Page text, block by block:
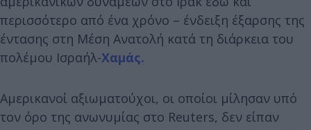
περισσότερο από ένα χρόνο – ένδειξη έξαρσης της
έντασης στη Μέση Ανατολή κατά τη διάρκεια του
πολέμου Ισραήλ-Χαμάς.
Αμερικανοί αξιωματούχοι, οι οποίοι μίλησαν υπό
τον όρο της ανωνυμίας στο Reuters, δεν είπαν